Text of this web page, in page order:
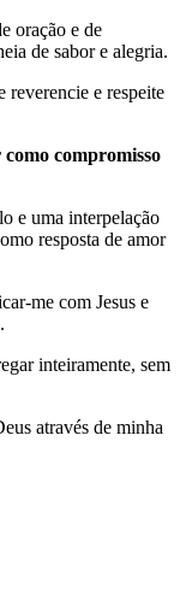
oração e de
de sabor e alegria.
reverencie e respeite
compromisso
e uma interpelação
resposta de amor
me com Jesus e
inteiramente, sem
através de minha